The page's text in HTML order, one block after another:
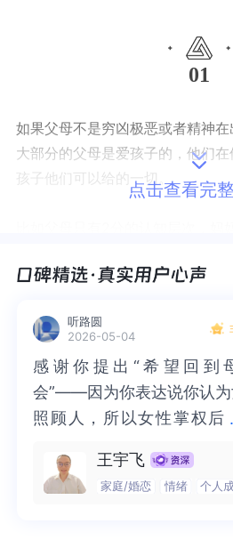
01
如果父母不是穷凶极恶或者精神
大部分的父母是爱孩子的，他们
孩子他们可以给的一切。
心理学就会觉得是父母错误或者
科学和心理学，他们年龄也在50
不容易理解的，同时年龄超过40
那么，我们只有改变我们自己，
至更小的，我们先不说，我们是
受正规教育的一代人，所以我们
点击查看完
听路圆
2026-05-04
感谢你提出“希望回到
会”——因为你表达说你认为
照顾人，所以女性掌权后
未想过，我无法表态认同与
是深感震惊。也谢谢你以老
感谢你提出“希望回到
会”——因为你表达说你认为
照顾人，所以女性掌权后社
我无法表态认同与否，只是
惊。也谢谢你以老师身份看
王宇飞
家庭/婚恋 情绪 个人